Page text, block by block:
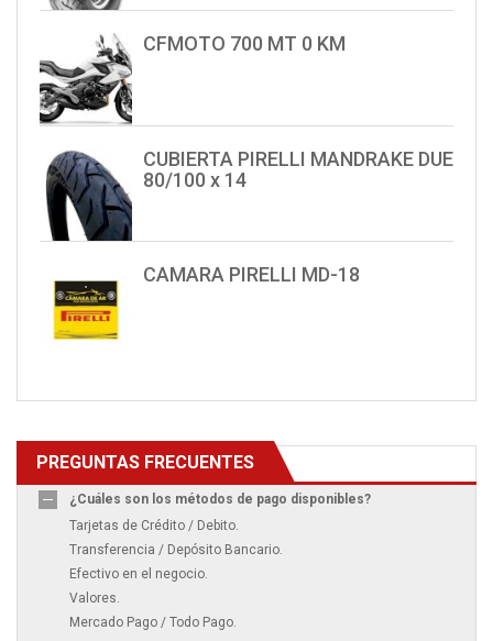
CFMOTO 700 MT 0 KM
CUBIERTA PIRELLI MANDRAKE DUE
80/100 x 14
CAMARA PIRELLI MD-18
PREGUNTAS FRECUENTES
¿Cuáles son los métodos de pago disponibles?
Tarjetas de Crédito / Debito.
Transferencia / Depósito Bancario.
Efectivo en el negocio.
Valores.
Mercado Pago / Todo Pago.